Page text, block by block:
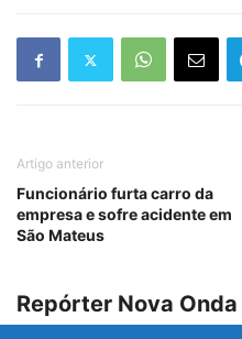
Artigo anterior
Funcionário furta carro da
empresa e sofre acidente em
São Mateus
Repórter Nova Onda